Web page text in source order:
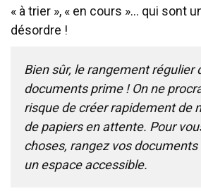
« à trier », « en cours »… qui sont
désordre !
Bien sûr, le rangement régulier
documents prime ! On ne
risque de créer rapidement de
de papiers en attente. Pour
choses, rangez vos
un espace accessible.